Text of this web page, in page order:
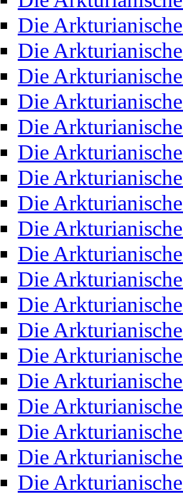
Die
Die
Die
Die
Die
Die
Die
Die
Die
Die
Die
Die
Die
Die
Die
Die
Die
Die
Die